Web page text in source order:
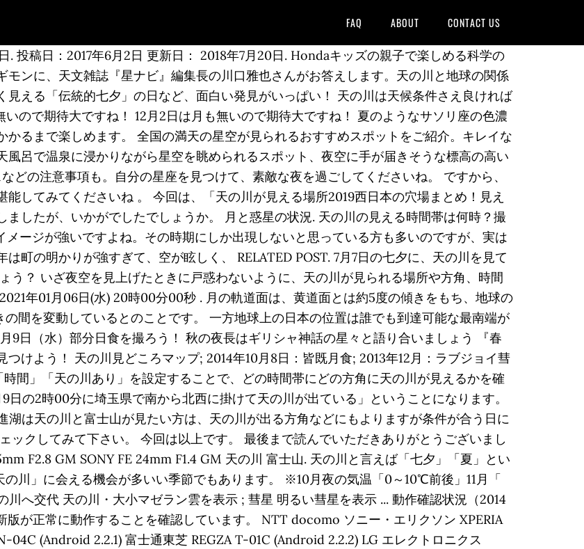
FAQ ABOUT CONTACT US
投稿日：2017年6月2日 更新日： 2018年7月20日. Hondaキッズの親子で楽しめる科学の
ンに、天文雑誌『星ナビ』編集長の川口雅也さんがお答えします。天の川と地球の関係
える「伝統的七夕」の日など、面白い発見がいっぱい！ 天の川は天候条件さえ良ければ
ので期待大ですね！ 12月2日は月も無いので期待大ですね！ 夏のようなサソリ座の色濃
るまで楽しめます。 全国の満天の星空が見られるおすすめスポットをご紹介。キレイな
呂で温泉に浸かりながら星空を眺められるスポット、夜空に手が届きそうな標高の高い
どの注意事項も。自分の星座を見つけて、素敵な夜を過ごしてくださいね。 ですから、
してみてくださいね 。 今回は、「天の川が見える場所2019西日本の穴場まとめ！見え
したが、いかがでしたでしょうか。 月と惑星の状況. 天の川の見える時間帯は何時？撮
ージが強いですよね。その時期にしか出現しないと思っている方も多いのですが、実は
町の明かりが強すぎて、空が眩しく、 RELATED POST. 7月7日の七夕に、天の川を見て
う？ いざ夜空を見上げたときに戸惑わないように、天の川が見られる場所や方角、時間
年01月06日(水) 20時00分00秒 . 月の軌道面は、黄道面とは約5度の傾きをもち、地球の
間を変動しているとのことです。 一方地球上の日本の位置は誰でも到達可能な最南端が
9日（水）部分日食を撮ろう！ 秋の夜長はギリシャ神話の星々と語り合いましょう 『春
けよう！ 天の川見どころマップ; 2014年10月8日：皆既月食; 2013年12月：ラブジョイ彗
間」「天の川あり」を設定することで、どの時間帯にどの方角に天の川が見えるかを確
の2時00分に埼玉県で南から北西に掛けて天の川が出ている」ということになります。
は天の川と富士山が見たい方は、天の川が出る方角などにもよりますが条件が合う日に
ックしてみて下さい。 今回は以上です。 最後まで読んでいただきありがとうございまし
F2.8 GM SONY FE 24mm F1.4 GM 天の川 富士山. 天の川と言えば「七夕」「夏」とい
の川」に会える機会が多いい季節でもあります。 ※10月夜の気温「0～10℃前後」11月「
へ交代 天の川・大小マゼラン雲を表示 ; 彗星 明るい彗星を表示 ... 動作確認状況（2014
が正常に動作することを確認しています。 NTT docomo ソニー・エリクソン XPERIA
(Android 2.2.1) 富士通東芝 REGZA T-01C (Android 2.2.2) LG エレクトロニクス